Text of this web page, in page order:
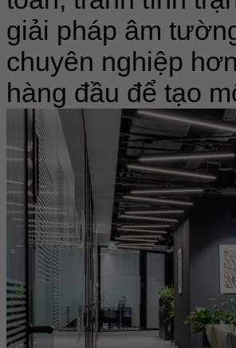
giải pháp âm
chuyên nghiệp
hàng đầu để tạo